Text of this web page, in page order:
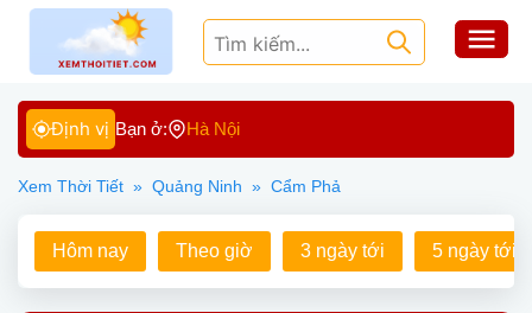
Định vị Bạn ở: Hà Nội
Xem Thời Tiết » Quảng Ninh » Cẩm Phả
Hôm nay Theo giờ 3 ngày tới 5 ngày tới